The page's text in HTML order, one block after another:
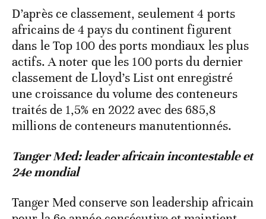
D’après ce classement, seulement 4 ports
africains de 4 pays du continent figurent
dans le Top 100 des ports mondiaux les plus
actifs. A noter que les 100 ports du dernier
classement de Lloyd’s List ont enregistré
une croissance du volume des conteneurs
traités de 1,5% en 2022 avec des 685,8
millions de conteneurs manutentionnés.
Tanger Med: leader africain incontestable et
24e mondial
Tanger Med conserve son leadership africain